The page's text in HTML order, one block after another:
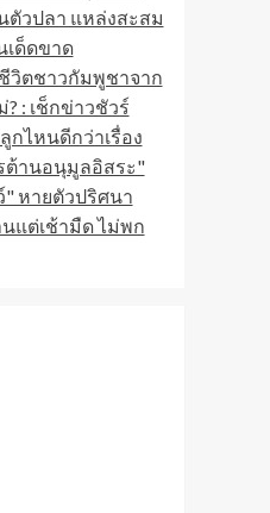
ตัวปลา แหล่งสะสม
ด็ดขาด
วิตชาวกัมพูชาจาก
: เช็กข่าวชัวร์
กไหนดีกว่าเรื่อง
ต้านอนุมูลอิสระ"
" หายตัวปริศนา
แต่เช้ามืด ไม่พก